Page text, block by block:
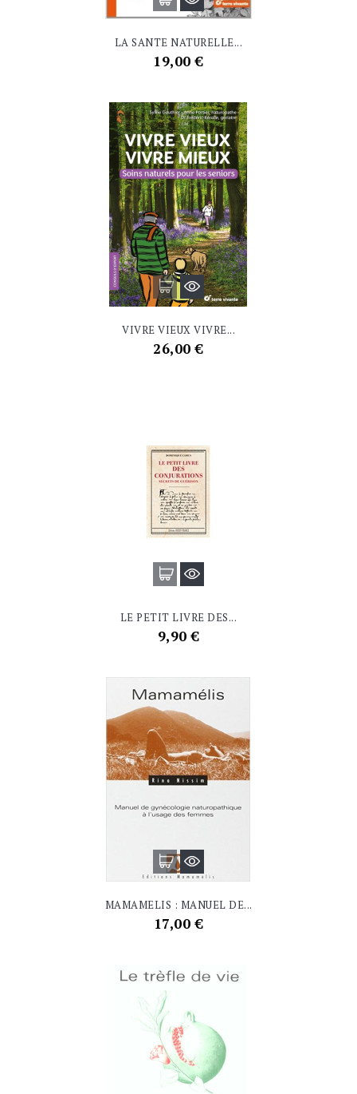
LA SANTE NATURELLE...
Prix
19,00 €
VIVRE VIEUX VIVRE...
Prix
26,00 €
LE PETIT LIVRE DES...
Prix
9,90 €
MAMAMELIS : MANUEL DE...
Prix
17,00 €